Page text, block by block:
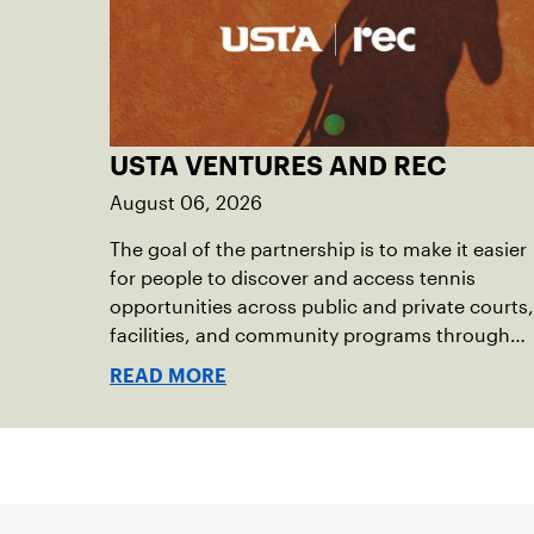
USTA VENTURES AND REC
August 06, 2026
The goal of the partnership is to make it easier
for people to discover and access tennis
opportunities across public and private courts,
facilities, and community programs through
one connected network.
READ MORE